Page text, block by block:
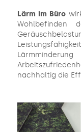
Lärm im Büro
Wohlbefinden
nachhaltig die